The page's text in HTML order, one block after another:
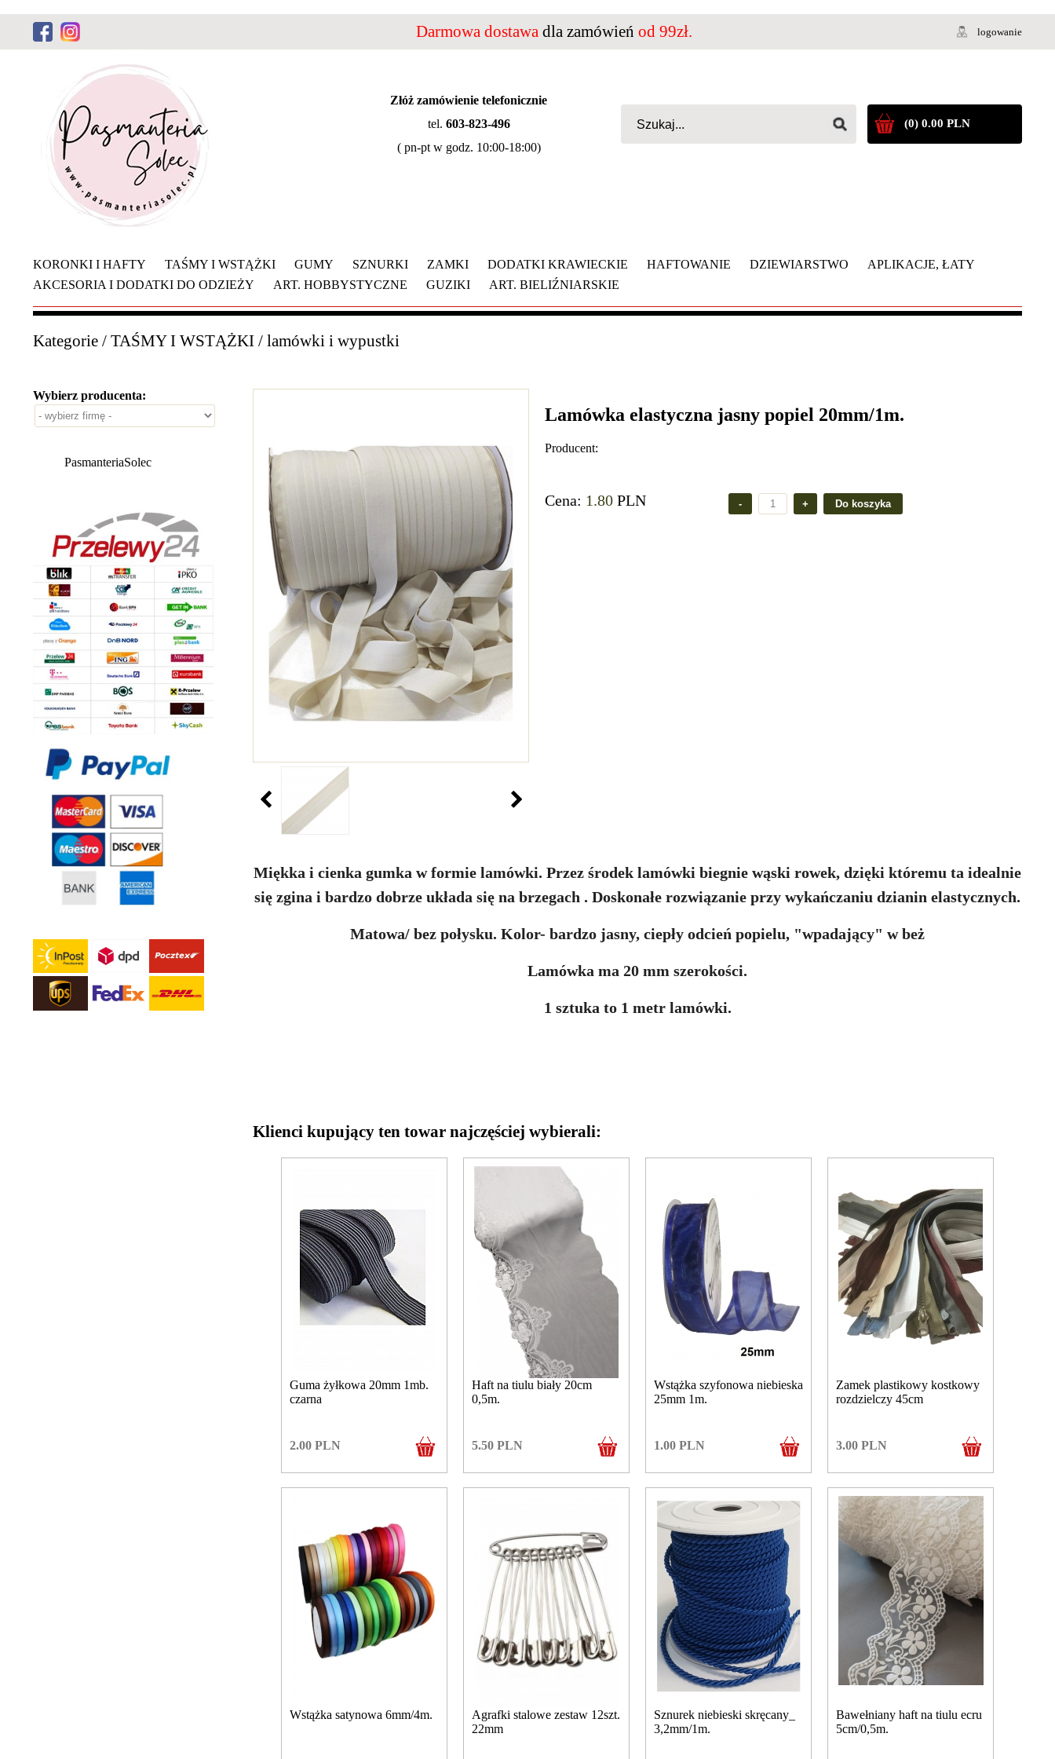
Darmowa dostawa dla zamówień od 99zł. logowanie
Złóż zamówienie telefonicznie
tel. 603-823-496
( pn-pt w godz. 10:00-18:00)
(0) 0.00 PLN
KORONKI I HAFTY TAŚMY I WSTĄŻKI GUMY SZNURKI ZAMKI DODATKI KRAWIECKIE HAFTOWANIE DZIEWIARSTWO
APLIKACJE, ŁATY
AKCESORIA I DODATKI DO ODZIEŻY
ART. HOBBYSTYCZNE GUZIKI ART. BIELIŹNIARSKIE
Kategorie / TAŚMY I WSTĄŻKI / lamówki i wypustki
Wybierz producenta:
PasmanteriaSolec
Lamówka elastyczna jasny popiel 20mm/1m.
Producent:
Cena: 1.80 PLN
Miękka i cienka gumka w formie lamówki. Przez środek lamówki biegnie wąski rowek, dzięki któremu ta idealnie
się zgina i bardzo dobrze układa się na brzegach . Doskonałe rozwiązanie przy wykańczaniu dzianin elastycznych.
Matowa/ bez połysku. Kolor- bardzo jasny, ciepły odcień popielu, "wpadający" w beż
Lamówka ma 20 mm szerokości.
1 sztuka to 1 metr lamówki.
Klienci kupujący ten towar najczęściej wybierali:
Guma żyłkowa 20mm 1mb.
czarna
2.00 PLN
Haft na tiulu biały 20cm
0,5m.
5.50 PLN
Wstążka szyfonowa niebieska
25mm 1m.
1.00 PLN
Zamek plastikowy kostkowy
rozdzielczy 45cm
3.00 PLN
Wstążka satynowa 6mm/4m.
Agrafki stalowe zestaw 12szt.
22mm
Sznurek niebieski skręcany_
3,2mm/1m.
Bawełniany haft na tiulu ecru
5cm/0,5m.